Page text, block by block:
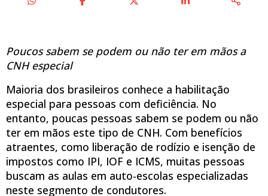
Poucos sabem se podem ou não ter em mãos a
CNH especial
Maioria dos brasileiros conhece a habilitação
especial para pessoas com deficiência. No
entanto, poucas pessoas sabem se podem ou não
ter em mãos este tipo de CNH. Com benefícios
atraentes, como liberação de rodízio e isenção de
impostos como IPI, IOF e ICMS, muitas pessoas
buscam as aulas em auto-escolas especializadas
neste segmento de condutores.